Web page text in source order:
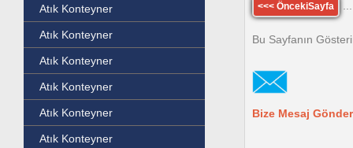
Atık Konteyner
Atık Konteyner
Atık Konteyner
Atık Konteyner
Atık Konteyner
Atık Konteyner
<<< ÖncekiSayfa
Bu Sayfanın
Bize Mesaj